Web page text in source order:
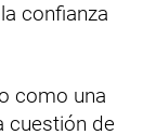
confianza
como una
cuestión de